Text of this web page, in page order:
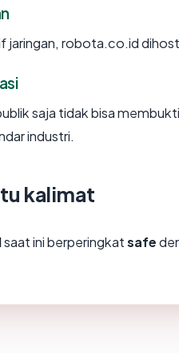
jaringan, robota.co.id
saja tidak bisa
industri.
kalimat
saat ini berperingkatsafe